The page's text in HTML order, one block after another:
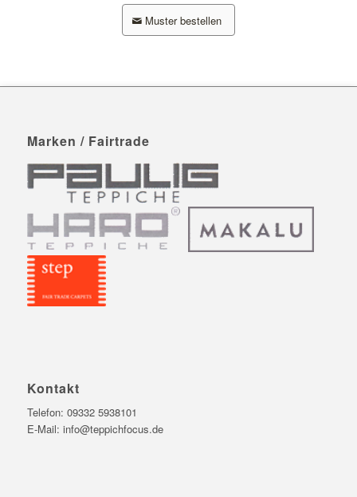
Muster bestellen
Marken / Fairtrade
Kontakt
Telefon: 09332 5938101
E-Mail: info@teppichfocus.de